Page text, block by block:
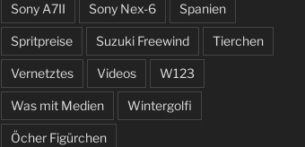
Sony A7II Sony Nex-6 Spanien
Spritpreise Suzuki Freewind Tierchen
Vernetztes Videos W123
Was mit Medien Wintergolfi
Öcher Figürchen